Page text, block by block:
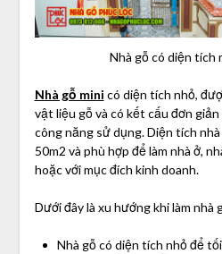
Nhà gỗ có diện tích
Nhà gỗ mini có diện tích nhỏ,
vật liệu gỗ và có kết cấu đơn
công năng sử dụng. Diện tích
50m2 và phù hợp để làm nhà ở,
hoặc với mục đích kinh doanh.
Dưới đây là xu hướng khi làm nhà
Nhà gỗ có diện tích nhỏ để